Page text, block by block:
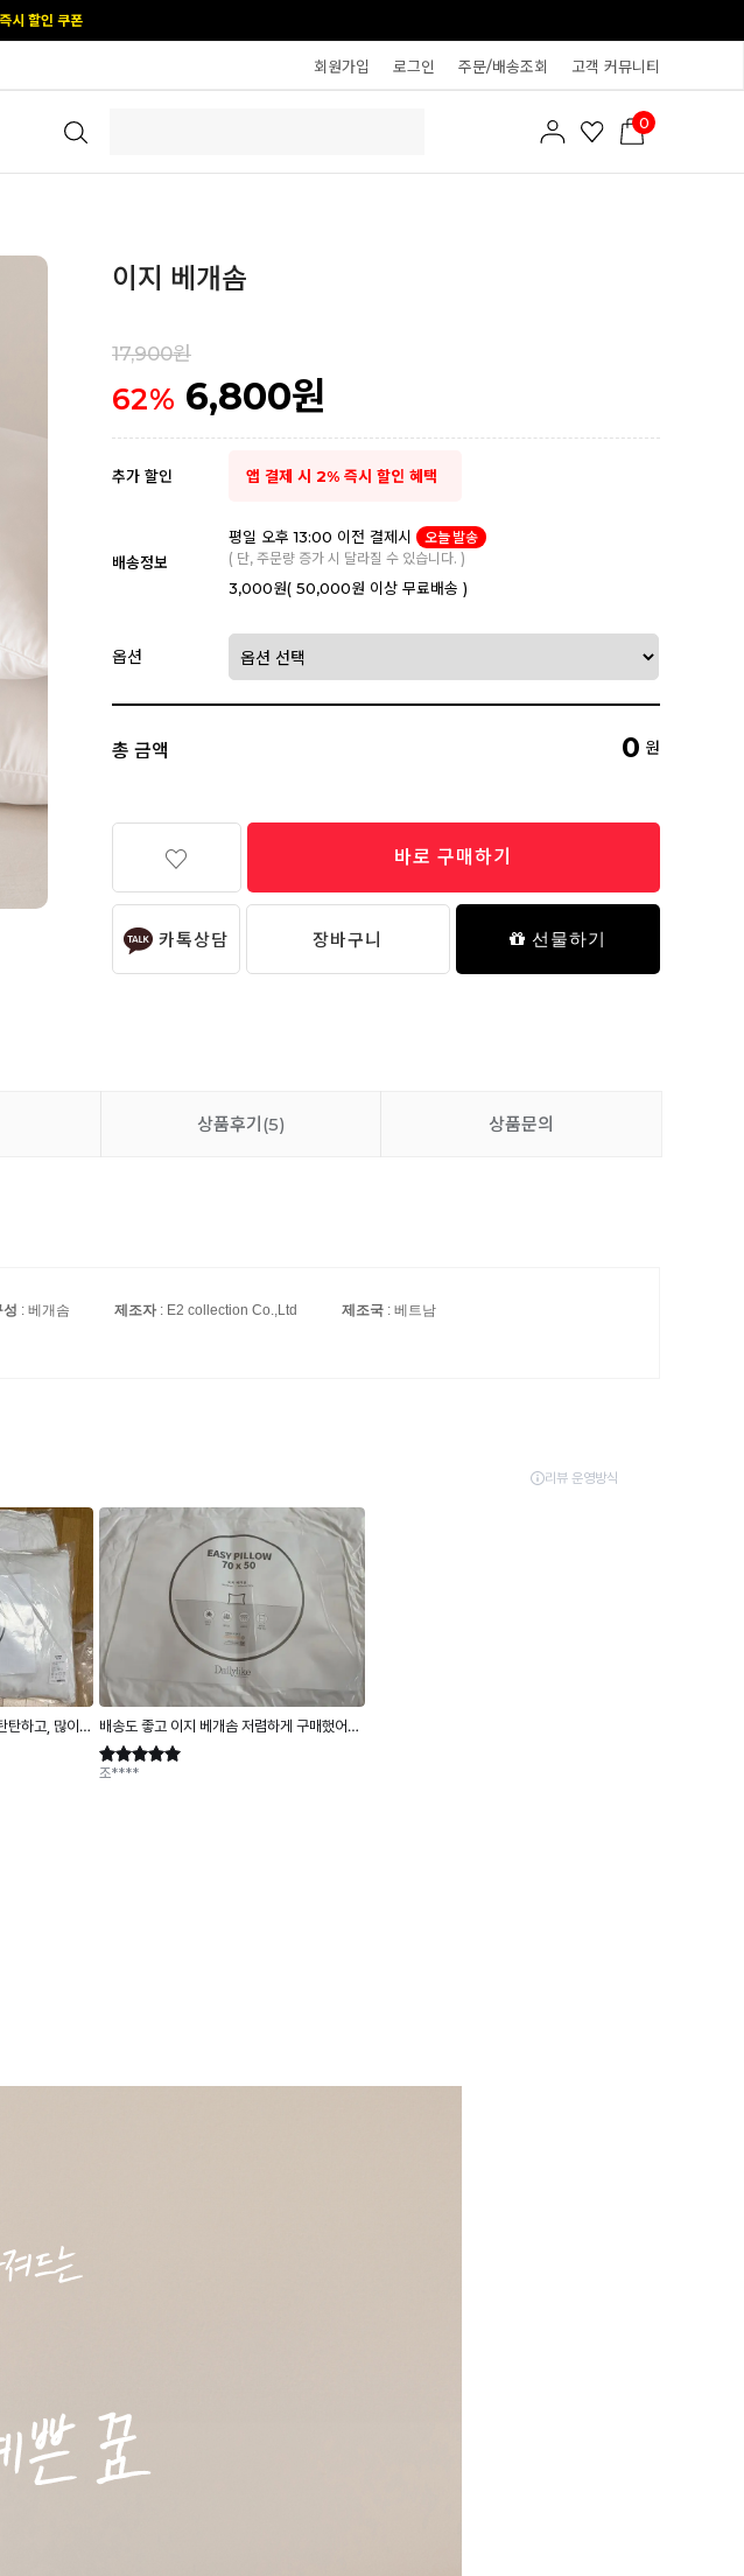
제 할인 받기
회원가입 로그인 주문/배송조회 고객 커뮤니티
0
이지 베개솜
17,900원
62% 6,800원
추가 할인 앱 결제 시 2% 즉시 할인 혜택
배송정보
평일 오후 13:00 이전 결제시
오늘 발송
( 단, 주문량 증가 시 달라질 수 있습니다. )
3,000원( 50,000원 이상 무료배송 )
옵션
총 금액 0 원
바로 구매하기
카톡상담 장바구니 선물하기
상품후기(5) 상품문의
성 : 베개솜 제조자: E2 collection Co.,Ltd 제조국 : 베트남